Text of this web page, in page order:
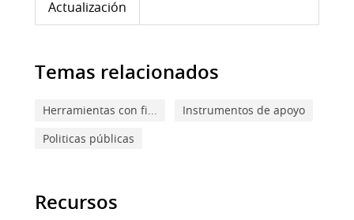
Actualización
Temas relacionados
Herramientas con fi...
Instrumentos de apoyo
Politicas públicas
Recursos